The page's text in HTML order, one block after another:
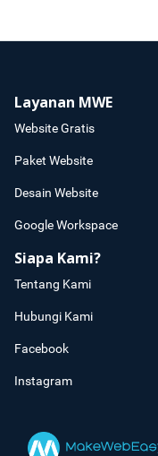
Layanan MWE
Website Gratis
Paket Website
Desain Website
Google Workspace
Siapa Kami?
Tentang Kami
Hubungi Kami
Facebook
Instagram